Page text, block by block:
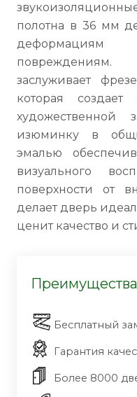
полотна в 36 мм
заслуживает
которая
художественной
изюминку в
эмалью
визуального
поверхности от
делает дверь
ценит качество и
Преимущества
Бесплатный
Гарантия
Более 8000